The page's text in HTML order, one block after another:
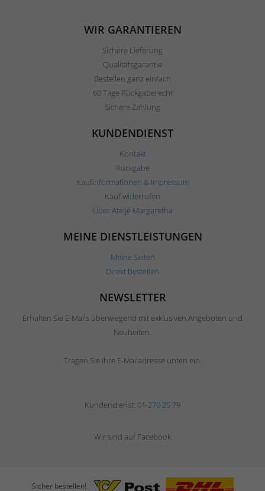
WIR GARANTIEREN
Sichere Lieferung
Qualitätsgarantie
Bestellen ganz einfach
60 Tage Rückgaberecht
Sichere Zahlung
KUNDENDIENST
Kontakt
Rückgabe
Kaufinformationen & Impressum
Kauf widerrufen
Über Ateljé Margaretha
MEINE DIENSTLEISTUNGEN
Meine Seiten
Direkt bestellen
NEWSLETTER
Erhalten Sie E-Mails überwiegend mit exklusiven Angeboten und
Neuheiten.
Tragen Sie Ihre E-Mailadresse unten ein.
Kundendienst: 01-270 25 79
Wir sind auf Facebook
Sicher bestellen!